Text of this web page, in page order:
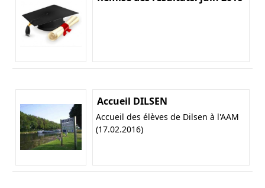
Accueil DILSEN
Accueil des élèves de Dilsen à l'AAM
(17.02.2016)